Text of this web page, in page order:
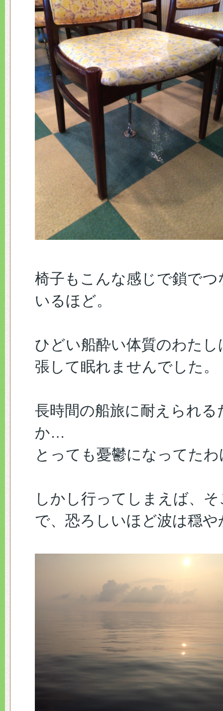
椅子もこんな感じで鎖でつ
いるほど。
ひどい船酔い体質のわたし
張して眠れませんでした。
長時間の船旅に耐えられる
か…
とっても憂鬱になってた
しかし行ってしまえば、
で、恐ろしいほど波は穏や